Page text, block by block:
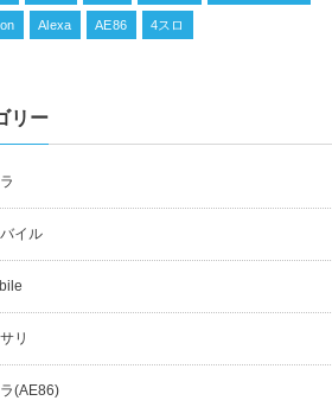
Alexa AE86 4スロ
リー
イル
リ
(AE86)